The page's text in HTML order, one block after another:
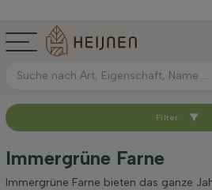
Sortieren nach
Verfügbar
Filter
Immergrüne Farne
Immergrüne Farne bieten das ganze